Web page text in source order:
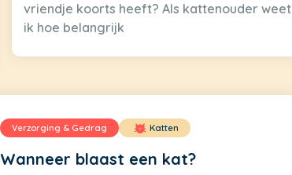
vriendje koorts heeft? Als kattenouder weet
ik hoe belangrijk
Verzorging & Gedrag Katten
Wanneer blaast een kat?